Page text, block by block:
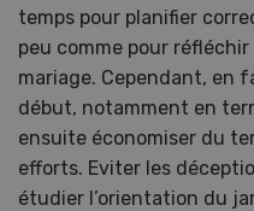
temps pour planifier
peu comme pour réfléchir
mariage. Cependant, en
début, notamment en
ensuite économiser du
efforts. Eviter les
étudier l’orientation du